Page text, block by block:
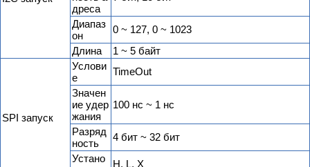
дреса
Диапаз
он
0 ~ 127, 0 ~ 1023
Длина
1 ~ 5 байт
SPI запуск
Услови
е
TimeOut
Значен
ие удер
жания
100 нс ~ 1 нс
Разряд
ность
4 бит ~ 32 бит
Устано
H, L, X